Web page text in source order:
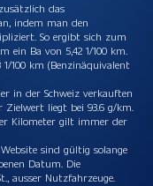
das
indem man den
So ergibt sich zum
ein Ba von 5,42 1/100 km.
1/100 km (Benzinäquivalent
in der Schweiz verkauften
Zielwert liegt bei 93.6 g/km.
Kilometer gilt immer der
sind gültig solange
Datum. Die
ausser Nutzfahrzeuge.